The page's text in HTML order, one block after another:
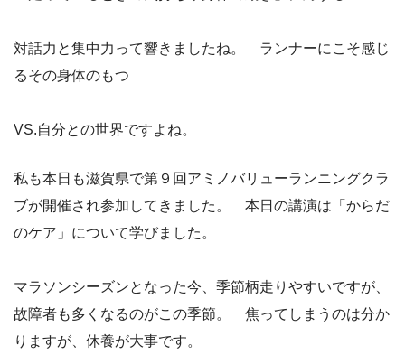
対話力と集中力って響きましたね。 ランナーにこそ感じ
るその身体のもつ
VS.自分との世界ですよね。
私も本日も滋賀県で第９回アミノバリューランニングクラ
ブが開催され参加してきました。 本日の講演は「からだ
のケア」について学びました。
マラソンシーズンとなった今、季節柄走りやすいですが、
故障者も多くなるのがこの季節。 焦ってしまうのは分か
りますが、休養が大事です。